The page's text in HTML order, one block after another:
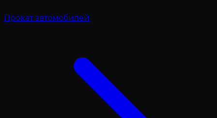
Прокат автомобилей